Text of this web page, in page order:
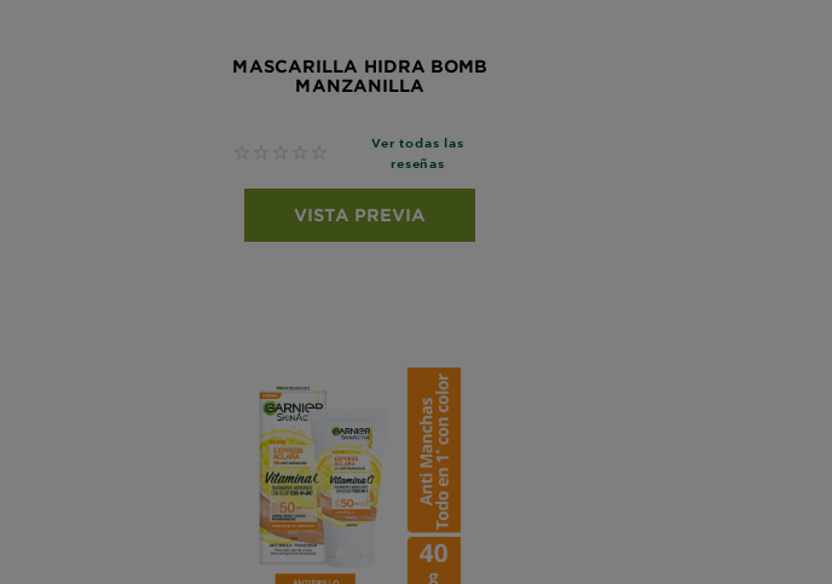
MASCARILLA HIDRA BOMB
MANZANILLA
No reviews
Ver todas las
reseñas
VISTA PREVIA